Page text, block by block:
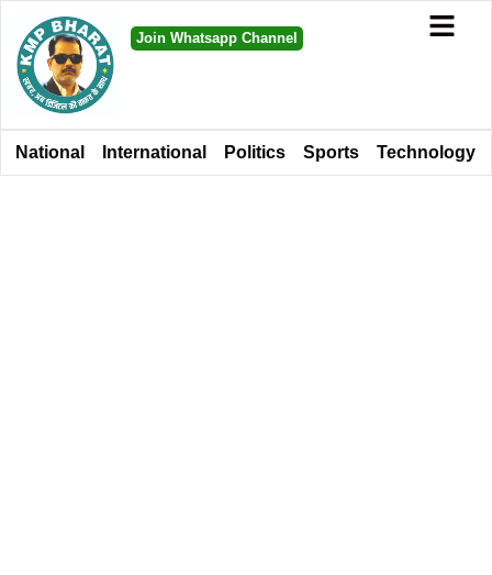
Join Whatsapp Channel
National International Politics Sports Technology